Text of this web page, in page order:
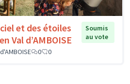
et des étoiles
Val d’AMBOISE
Soumis
au vote
0 0